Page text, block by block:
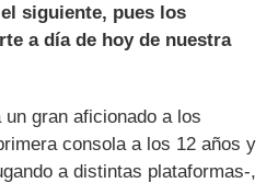
siguiente, pues los
a día de hoy de nuestra
gran aficionado a los
consola a los 12 años y
a distintas plataformas-,